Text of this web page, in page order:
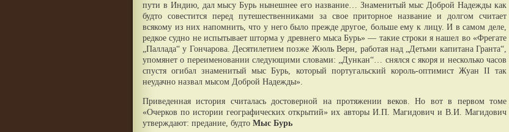
пути в Индию, дал мысу Бурь нынешнее его название… Знаменитый мыс Доброй Надежды как
будто совестится перед путешественниками за свое приторное название и долгом считает
всякому из них напомнить, что у него было прежде другое, больше ему к лицу. И в самом деле,
редкое судно не испытывает шторма у древнего мыса Бурь» — такие строки я нашел во «Фрегате
„Паллада“ у Гончарова. Десятилетием позже Жюль Верн, работая над „Детьми капитана Гранта“,
упомянет о переименовании следующими словами: „Дункан“… снялся с якоря и несколько часов
спустя огибал знаменитый мыс Бурь, который португальский король-оптимист Жуан II так
неудачно назвал мысом Доброй Надежды».
Приведенная история считалась достоверной на протяжении веков. Но вот в первом томе
«Очерков по истории географических открытий» их авторы И.П. Магидович и В.И. Магидович
утверждают: предание, будто Мыс Бурь